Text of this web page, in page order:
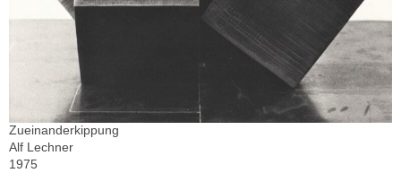
Zueinanderkippung
Alf Lechner
1975